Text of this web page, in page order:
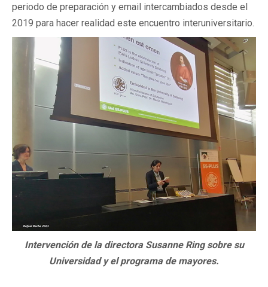
periodo de preparación y email intercambiados desde el
2019 para hacer realidad este encuentro interuniversitario.
Intervención de la directora Susanne Ring sobre su
Universidad y el programa de mayores.